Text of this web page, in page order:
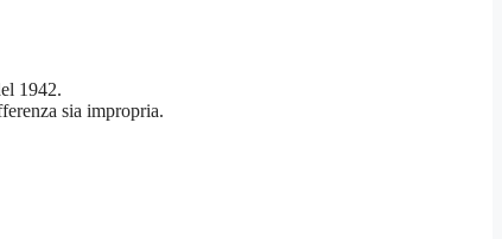
1942.
sia impropria.